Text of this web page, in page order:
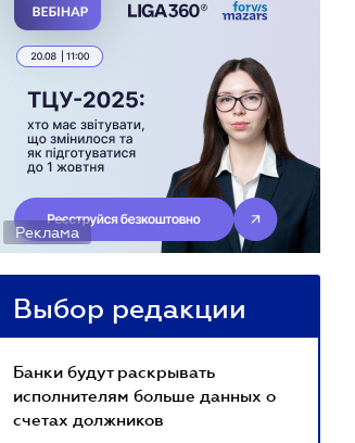
Реклама
Выбор редакции
Банки будут раскрывать
исполнителям больше данных о
счетах должников